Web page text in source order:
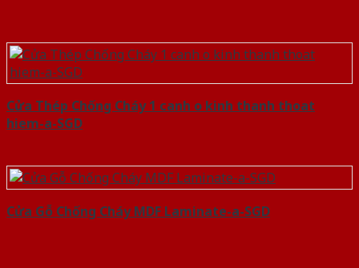
Cửa Thép Chống Cháy 1 canh o kinh thanh thoat
hiem-a-SGD
Cửa Gỗ Chống Cháy MDF Laminate-a-SGD